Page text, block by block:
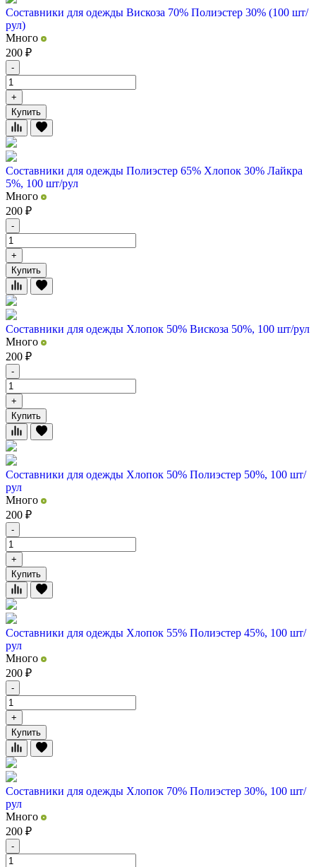
Составники для одежды Вискоза 70% Полиэстер 30% (100 шт/
рул)
Много
200 ₽
-
+
Купить
Составники для одежды Полиэстер 65% Хлопок 30% Лайкра
5%, 100 шт/рул
Много
200 ₽
-
+
Купить
Составники для одежды Хлопок 50% Вискоза 50%, 100 шт/рул
Много
200 ₽
-
+
Купить
Составники для одежды Хлопок 50% Полиэстер 50%, 100 шт/
рул
Много
200 ₽
-
+
Купить
Составники для одежды Хлопок 55% Полиэстер 45%, 100 шт/
рул
Много
200 ₽
-
+
Купить
Составники для одежды Хлопок 70% Полиэстер 30%, 100 шт/
рул
Много
200 ₽
-